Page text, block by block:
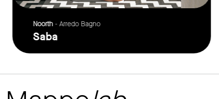
Noorth- Arredo Bagno
Saba